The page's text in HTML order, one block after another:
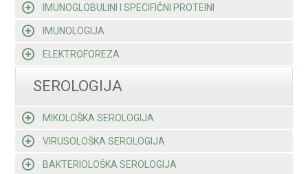
IMUNOGLOBULINI I SPECIFIČNI PROTEINI
IMUNOLOGIJA
ELEKTROFOREZA
SEROLOGIJA
MIKOLOŠKA SEROLOGIJA
VIRUSOLOŠKA SEROLOGIJA
BAKTERIOLOŠKA SEROLOGIJA